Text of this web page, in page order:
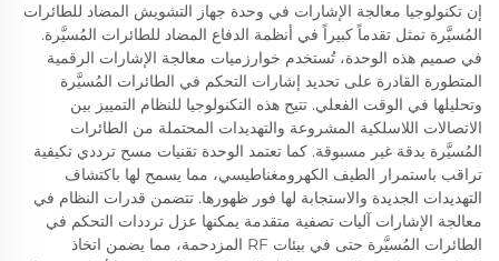
إن تكنولوجيا معالجة الإشارات في وحدة جهاز التشويش المضاد للطائرات
المُسيَّرة تمثل تقدماً كبيراً في أنظمة الدفاع المضاد للطائرات المُسيَّرة.
في صميم هذه الوحدة، تُستخدم خوارزميات معالجة الإشارات الرقمية
المتطورة القادرة على تحديد إشارات التحكم في الطائرات المُسيَّرة
وتحليلها في الوقت الفعلي. تتيح هذه التكنولوجيا للنظام التمييز بين
الاتصالات اللاسلكية المشروعة والتهديدات المحتملة من الطائرات
المُسيَّرة بدقة غير مسبوقة. كما تعتمد الوحدة تقنيات مسح ترددي تكيفية
تراقب باستمرار الطيف الكهرومغناطيسي، مما يسمح لها باكتشاف
التهديدات الجديدة والاستجابة لها فور ظهورها. تتضمن قدرات النظام في
معالجة الإشارات آليات تصفية متقدمة يمكنها عزل ترددات التحكم في
الطائرات المُسيَّرة حتى في بيئات RF المزدحمة، مما يضمن اتخاذ